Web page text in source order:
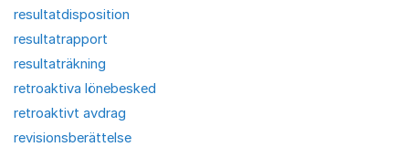
resultatdisposition
resultatrapport
resultaträkning
retroaktiva lönebesked
retroaktivt avdrag
revisionsberättelse